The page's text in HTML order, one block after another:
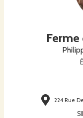
224 Rue